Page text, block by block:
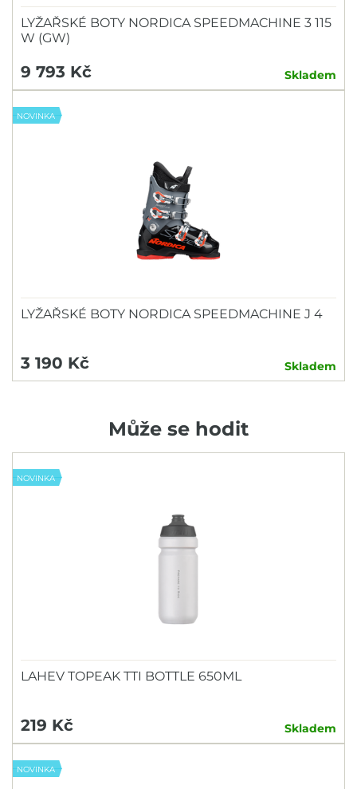
LYŽAŘSKÉ BOTY NORDICA SPEEDMACHINE 3 115
W (GW)
9 793 Kč Skladem
NOVINKA
LYŽAŘSKÉ BOTY NORDICA SPEEDMACHINE J 4
3 190 Kč Skladem
Může se hodit
NOVINKA
LAHEV TOPEAK TTI BOTTLE 650ML
219 Kč Skladem
NOVINKA